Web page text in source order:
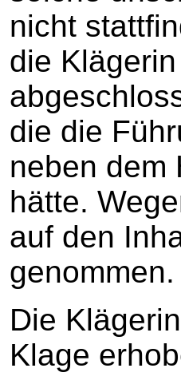
nicht
die
die die
neben dem
hätte.
auf den
genommen.
Die
Klage